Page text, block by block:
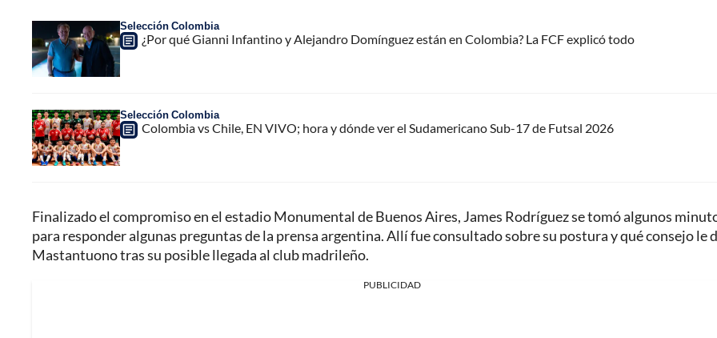
Selección Colombia
¿Por qué Gianni Infantino y Alejandro Domínguez están en Colombia? La FCF explicó todo
Selección Colombia
Colombia vs Chile, EN VIVO; hora y dónde ver el Sudamericano Sub-17 de Futsal 2026
Finalizado el compromiso en el estadio Monumental de Buenos Aires, James Rodríguez se tomó algunos
para responder algunas preguntas de la prensa argentina. Allí fue consultado sobre su postura y qué consejo le
Mastantuono tras su posible llegada al club madrileño.
PUBLICIDAD